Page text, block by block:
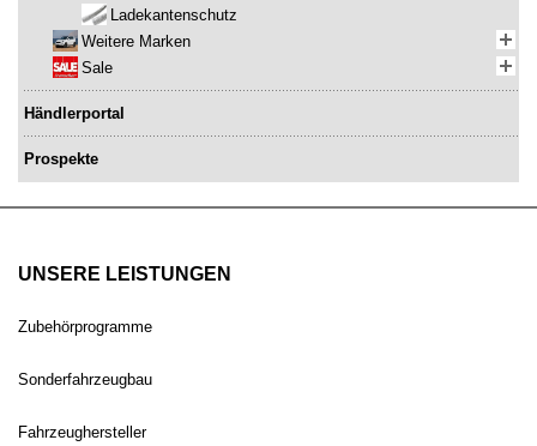
Ladekantenschutz
Weitere Marken
Sale
Händlerportal
Prospekte
UNSERE LEISTUNGEN
Zubehörprogramme
Sonderfahrzeugbau
Fahrzeughersteller